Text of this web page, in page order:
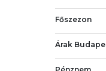
Főszezon
Árak